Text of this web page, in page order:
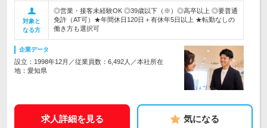
対象と
なる方
◎営業・接客未経験OK ◎39歳以下（※）◎高卒以上 ◎要普通
免許（AT可）★年間休日120日＋有休年5日以上 ★転勤なしの
働き方も選択可
企業データ
設立：1998年12月／従業員数：6,492人／本社所在
地：愛知県
求人詳細を見る 気になる